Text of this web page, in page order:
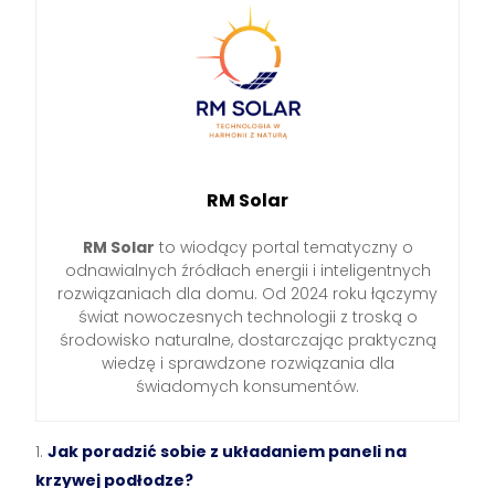
RM Solar
RM Solar to wiodący portal tematyczny o
odnawialnych źródłach energii i inteligentnych
rozwiązaniach dla domu. Od 2024 roku łączymy
świat nowoczesnych technologii z troską o
środowisko naturalne, dostarczając praktyczną
wiedzę i sprawdzone rozwiązania dla
świadomych konsumentów.
Jak poradzić sobie z układaniem paneli na
krzywej podłodze?